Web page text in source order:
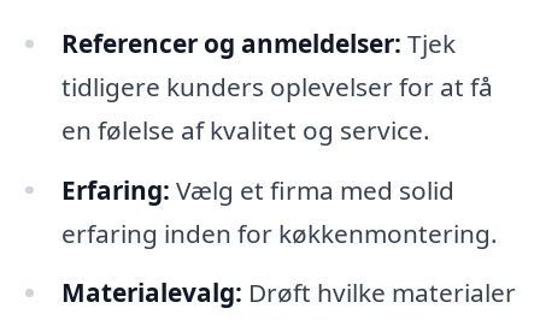
Referencer og anmeldelser: Tjek
tidligere kunders oplevelser for at få
en følelse af kvalitet og service.
Erfaring: Vælg et firma med solid
erfaring inden for køkkenmontering.
Materialevalg: Drøft hvilke materialer